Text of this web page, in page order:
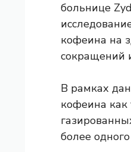
больнице
кофеина на
сокращений
В рамках
кофеина
более